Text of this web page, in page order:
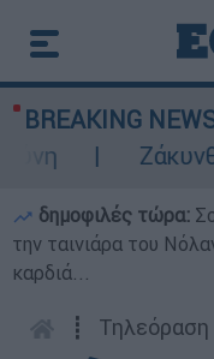
BREAKING
Ζάκυνθος:
δημοφιλές τώρα:
την ταινιάρα του
καρδιά...
┋ Τηλεόραση